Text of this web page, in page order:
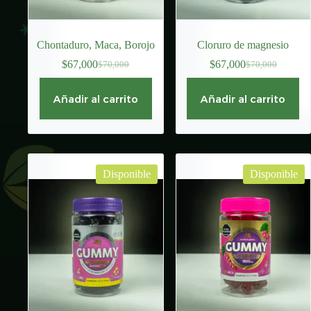
Chontaduro, Maca, Borojo
$70,000
El
original
$70,000.
$67,000El
actual
$67,000.
Añadir al carrito
Cloruro de magnesio
$70,000
El
original
$70,000.
$67,000El
actual
$67,000.
Añadir al carrito
Disponible Disponible